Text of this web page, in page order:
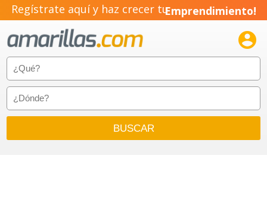
Regístrate aquí y haz crecer tuEmprendimiento!
